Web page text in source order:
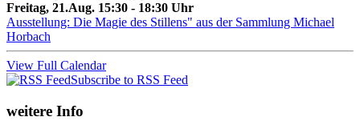
Freitag, 21.Aug. 15:30 - 18:30 Uhr
Ausstellung: Die Magie des Stillens" aus der Sammlung Michael
Horbach
View Full Calendar
Subscribe to RSS Feed
weitere Info